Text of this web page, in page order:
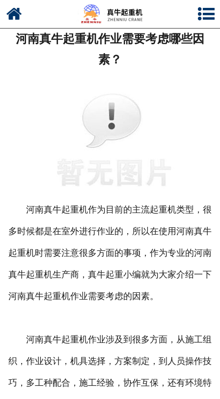
公司简介
河南真牛起重机作业需要考虑哪些因
素？
河南真牛起重机作为目前的主流起重机类型，很
多时候都是在室外进行作业的，所以在使用河南真牛
起重机时需要注意很多方面的事项，作为专业的河南
真牛起重机生产商，真牛起重小编就为大家介绍一下
河南真牛起重机作业需要考虑的因素。
河南真牛起重机作业涉及到很多方面，从施工组
织，作业设计，机具选择，方案制定，到人员操作技
巧，多工种配合，施工经验，协作互保，还有环境特